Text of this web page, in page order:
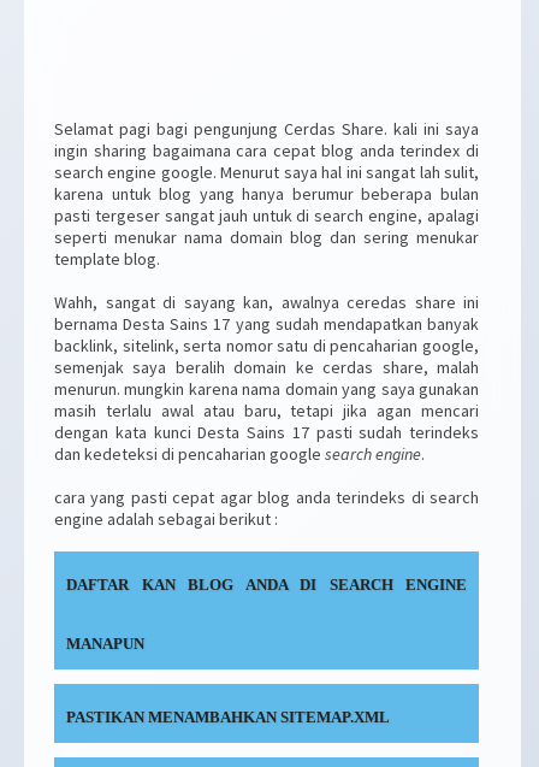
Selamat pagi bagi pengunjung Cerdas Share. kali ini saya
ingin sharing bagaimana cara cepat blog anda terindex di
search engine google. Menurut saya hal ini sangat lah sulit,
karena untuk blog yang hanya berumur beberapa bulan
pasti tergeser sangat jauh untuk di search engine, apalagi
seperti menukar nama domain blog dan sering menukar
template blog.
Wahh, sangat di sayang kan, awalnya ceredas share ini
bernama Desta Sains 17 yang sudah mendapatkan banyak
backlink, sitelink, serta nomor satu di pencaharian google,
semenjak saya beralih domain ke cerdas share, malah
menurun. mungkin karena nama domain yang saya gunakan
masih terlalu awal atau baru, tetapi jika agan mencari
dengan kata kunci Desta Sains 17 pasti sudah terindeks
dan kedeteksi di pencaharian google search engine.
cara yang pasti cepat agar blog anda terindeks di search
engine adalah sebagai berikut :
DAFTAR KAN BLOG ANDA DI SEARCH ENGINE
MANAPUN
PASTIKAN MENAMBAHKAN SITEMAP.XML